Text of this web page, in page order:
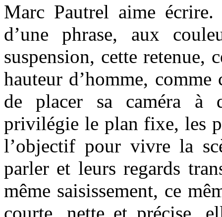
Marc Pautrel aime
d’une phrase, aux
suspension, cette retenue,
hauteur d’homme,
de placer sa caméra à
privilégie le plan fixe, les
l’objectif pour vivre la
parler et leurs regards
même saisissement, ce
courte, nette et précise,